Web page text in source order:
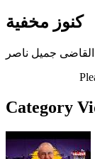
كنوز مخفية
القاضى جميل ناصر
Category